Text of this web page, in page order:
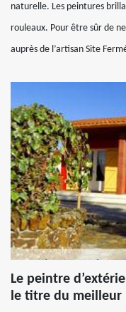
naturelle. Les peintures
rouleaux. Pour être sûr de
auprès de l’artisan Site
Le peintre
le titre du meilleur